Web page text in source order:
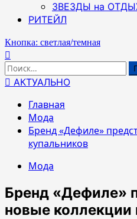
ЗВЕЗДЫ на
РИТЕЙЛ
Кнопка: светлая/темная
Найти:
АКТУАЛЬНО
Главная
Мода
Бренд «Дефиле»
купальников
Мода
Бренд «Дефиле»
новые коллекции